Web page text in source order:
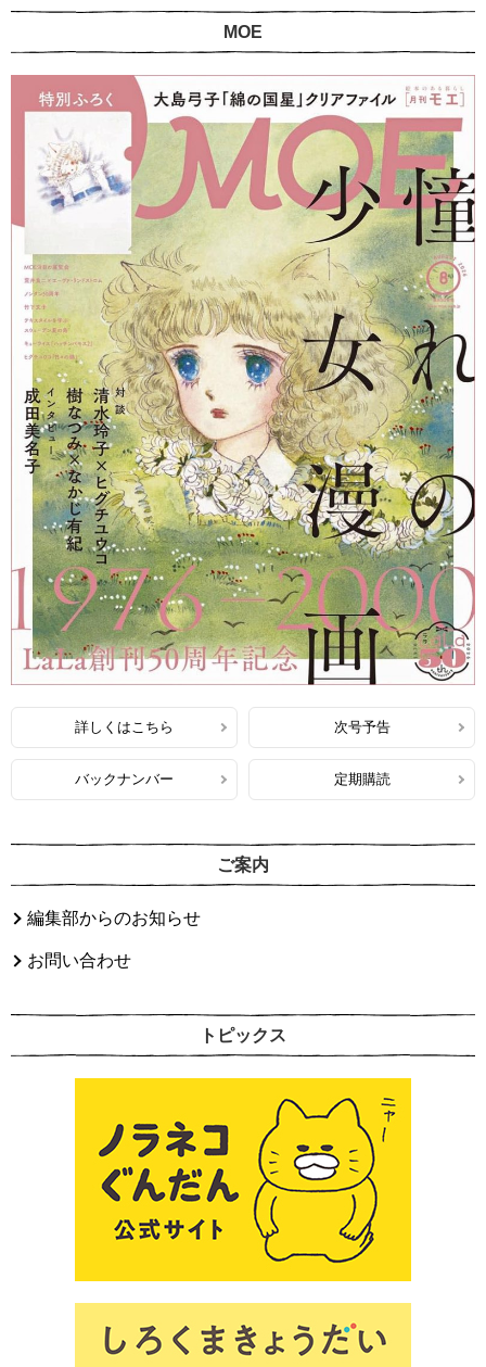
MOE
詳しくはこちら 次号予告
バックナンバー 定期購読
ご案内
編集部からのお知らせ
お問い合わせ
トピックス